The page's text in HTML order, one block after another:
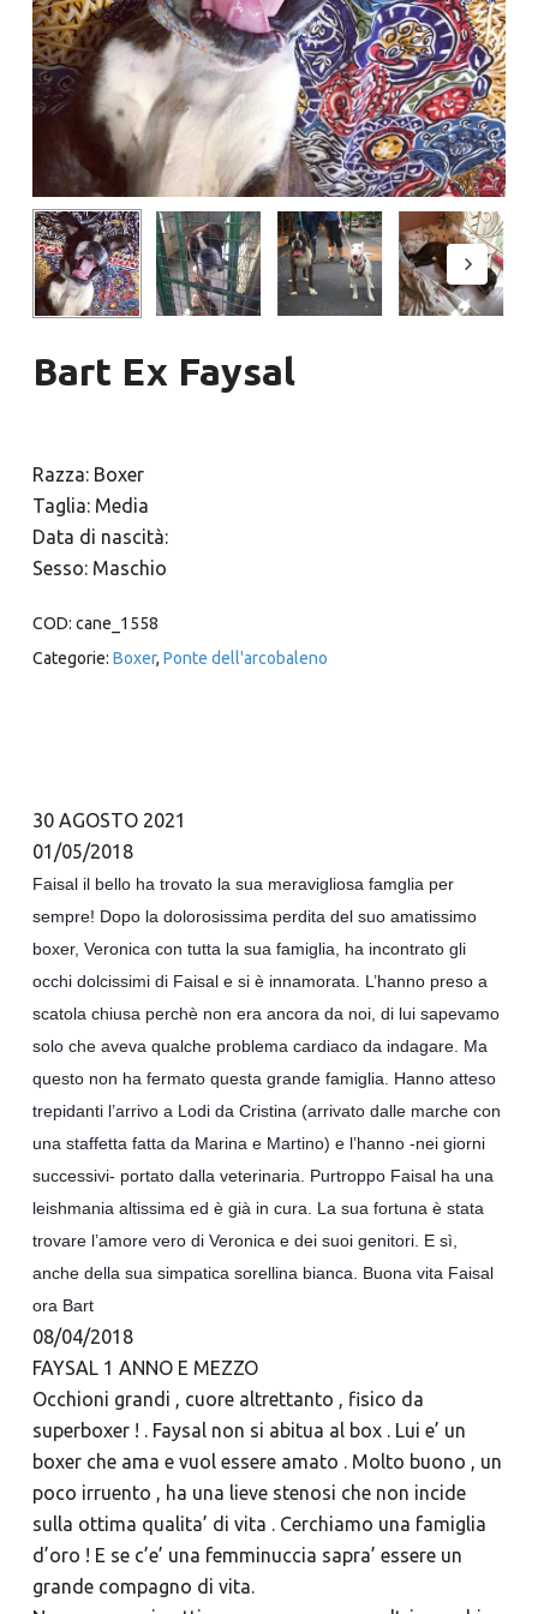
Bart Ex Faysal
Razza: Boxer
Taglia: Media
Data di nascità:
Sesso: Maschio
COD: cane_1558
Categorie: Boxer, Ponte dell'arcobaleno
30 AGOSTO 2021
01/05/2018
Faisal il bello ha trovato la sua meravigliosa famglia per
sempre! Dopo la dolorosissima perdita del suo amatissimo
boxer, Veronica con tutta la sua famiglia, ha incontrato gli
occhi dolcissimi di Faisal e si è innamorata. L’hanno preso a
scatola chiusa perchè non era ancora da noi, di lui sapevamo
solo che aveva qualche problema cardiaco da indagare. Ma
questo non ha fermato questa grande famiglia. Hanno atteso
trepidanti l’arrivo a Lodi da Cristina (arrivato dalle marche con
una staffetta fatta da Marina e Martino) e l’hanno -nei giorni
successivi- portato dalla veterinaria. Purtroppo Faisal ha una
leishmania altissima ed è già in cura. La sua fortuna è stata
trovare l’amore vero di Veronica e dei suoi genitori. E sì,
anche della sua simpatica sorellina bianca. Buona vita Faisal
ora Bart
08/04/2018
FAYSAL 1 ANNO E MEZZO
Occhioni grandi , cuore altrettanto , fisico da
superboxer ! . Faysal non si abitua al box . Lui e’ un
boxer che ama e vuol essere amato . Molto buono , un
poco irruento , ha una lieve stenosi che non incide
sulla ottima qualita’ di vita . Cerchiamo una famiglia
d’oro ! E se c’e’ una femminuccia sapra’ essere un
grande compagno di vita.